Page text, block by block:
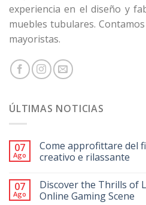
experiencia en el diseño y
muebles tubulares.
mayoristas.
ÚLTIMAS NOTICIAS
07
Ago
Come approfittare del
creativo e rilassante
07
Ago
Discover the Thrills of
Online Gaming Scene